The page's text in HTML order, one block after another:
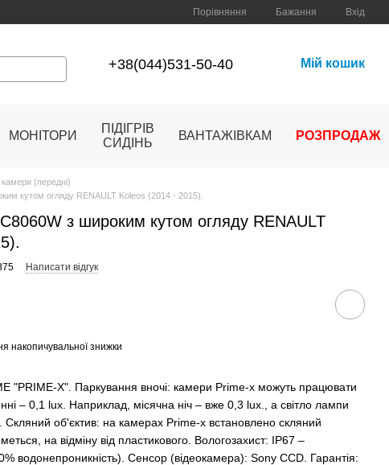
Порівняння Бажання Вхід
+38(044)531-50-40 Мій кошик
МОНІТОРИ
ПІДІГРІВ
СИДІНЬ
ВАНТАЖІВКАМ РОЗПРОДАЖ
камери (передні)
кутом огляду RENAULT Koleos (2014 - 2015).
з широким кутом огляду RENAULT
Написати відгук
накопичувальної знижки
X". Паркування вночі: камери Prime-x можуть працювати
– 0,1 lux. Наприклад, місячна ніч – вже 0,3 lux., а світло лампи
Скляний об'єктив: на камерах Prime-x встановлено скляний
на відміну від пластикового. Вологозахист: IP67 –
водонепроникність). Сенсор (відеокамера): Sony CCD. Гарантія: